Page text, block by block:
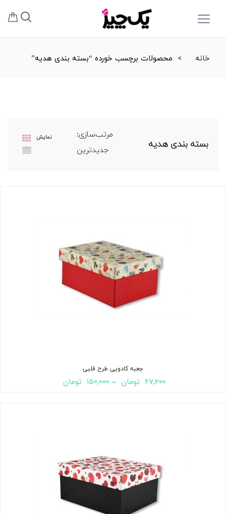
خانه محصولات برچسب خورده “بسته بندی هدیه”
بسته بندی هدیه
مرتب‌سازی: نمایش
جعبه کادویی طرح قلبی
۶۷,۲۰۰ تومان– ۱۵۰,۰۰۰ تومان